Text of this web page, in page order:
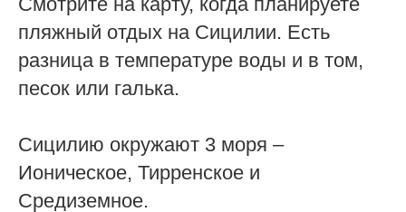
пляжный отдых на Сицилии. Есть
разница в температуре воды и в том,
песок или галька.
Сицилию окружают 3 моря –
Ионическое, Тирренское и
Средиземное.